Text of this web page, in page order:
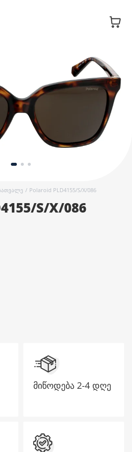
/ Polaroid PLD4155/S/X/086
S/X/086
მიწოდება 2-4 დღე